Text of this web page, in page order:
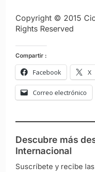
Copyright © 2015
Rights Reserved
Compartir :
Facebook X
Correo electrónico
Descubre más
Internacional
Suscríbete y recibe